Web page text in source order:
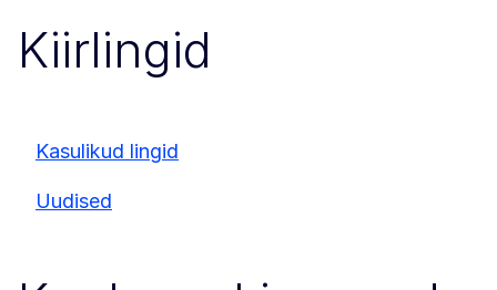
Kiirlingid
Kasulikud lingid
Uudised